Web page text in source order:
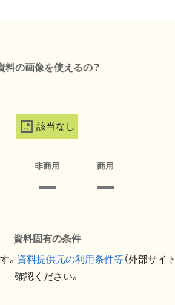
料の画像を使えるの？
該当なし
非商用 商用
資料固有の条件
。 資料提供元の利用条件等（外部サイ
確認ください。